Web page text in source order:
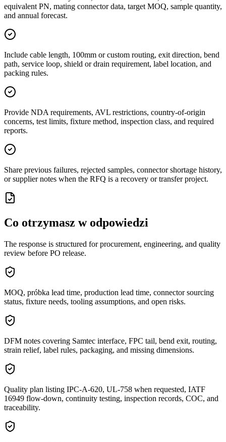
equivalent PN, mating connector data, target MOQ, sample quantity,
and annual forecast.
Include cable length, 100mm or custom routing, exit direction, bend
path, service loop, shield or drain requirement, label location, and
packing rules.
Provide NDA requirements, AVL restrictions, country-of-origin
concerns, test limits, fixture method, inspection class, and required
reports.
Share previous failures, rejected samples, connector shortage history,
or supplier notes when the RFQ is a recovery or transfer project.
Co otrzymasz w odpowiedzi
The response is structured for procurement, engineering, and quality
review before PO release.
MOQ, próbka lead time, production lead time, connector sourcing
status, fixture needs, tooling assumptions, and open risks.
DFM notes covering Samtec interface, FPC tail, bend exit, routing,
strain relief, label rules, packaging, and missing dimensions.
Quality plan listing IPC-A-620, UL-758 when requested, IATF
16949 flow-down, continuity testing, inspection records, COC, and
traceability.